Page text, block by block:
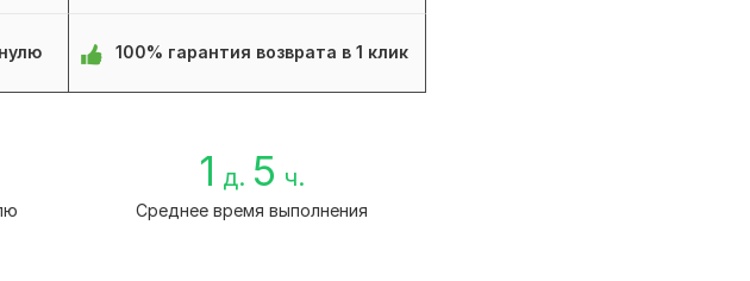
100% гарантия возврата в 1 клик
1 д. 5 ч.
Среднее время выполнения